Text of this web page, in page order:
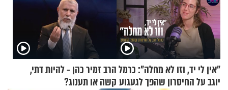
"אין לי יד, וזו לא מחלה": כרמל
יוגב על החיסרון שהפך לגעגוע
הרב זמיר כהן - להיות דתי,
קשה או תענוג?